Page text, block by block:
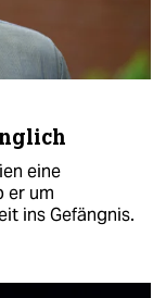
eine
er um
ins Gefängnis.